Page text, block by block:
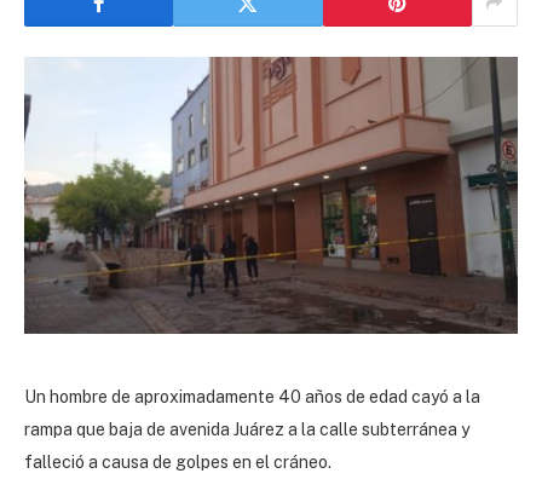
Un hombre de aproximadamente 40 años de edad cayó a la
rampa que baja de avenida Juárez a la calle subterránea y
falleció a causa de golpes en el cráneo.